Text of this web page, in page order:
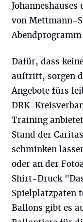
von Mettmann-
Dafür, dass
auftritt, sorgen
Angebote fürs
DRK-
Training
Stand der
schminken
oder an der
Shirt-Druck
Spielplatzpaten
Ballons gibt es